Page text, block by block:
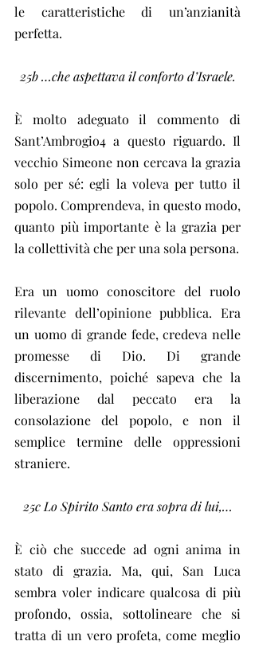
le caratteristiche di un’anzianità
perfetta.
25b …che aspettava il conforto d’Israele.
È molto adeguato il commento di
Sant’Ambrogio4 a questo riguardo. Il
vecchio Simeone non cercava la grazia
solo per sé: egli la voleva per tutto il
popolo. Comprendeva, in questo modo,
quanto più importante è la grazia per
la collettività che per una sola persona.
Era un uomo conoscitore del ruolo
rilevante dell’opinione pubblica. Era
un uomo di grande fede, credeva nelle
promesse di Dio. Di grande
discernimento, poiché sapeva che la
liberazione dal peccato era la
consolazione del popolo, e non il
semplice termine delle oppressioni
straniere.
25c Lo Spirito Santo era sopra di lui,…
È ciò che succede ad ogni anima in
stato di grazia. Ma, qui, San Luca
sembra voler indicare qualcosa di più
profondo, ossia, sottolineare che si
tratta di un vero profeta, come meglio